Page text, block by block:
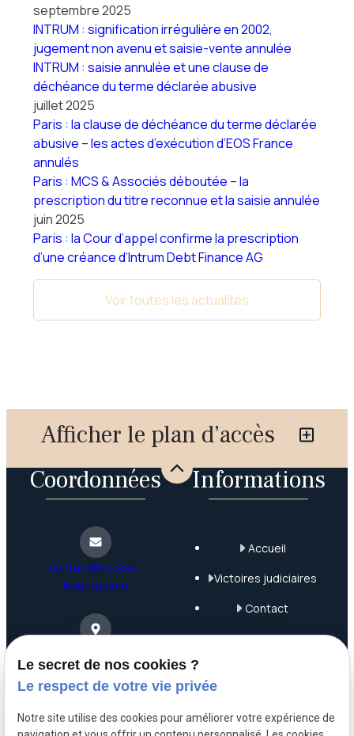
septembre 2025
INTRUM : signification irrégulière en 2002,
jugement non avenu et saisie-vente annulée
INTRUM : saisie annulée et une clause de
déchéance du terme déclarée abusive
juillet 2025
Paris : la clause de déchéance du terme déclarée
abusive – les actes d’exécution d’EOS France
annulés
Paris : MCS & Associés déboutée – la
prescription du titre reconnue et la saisie annulée
juin 2025
Paris : la Cour d’appel confirme la prescription
d’une créance d’Intrum Debt Finance AG
Voir toutes les actualités
Afficher le plan d’accès
Coordonnées
contact@avocat-
boutmy.com
75012 Paris
Informations
Accueil
Victoires judiciaires
Contact
Politique de
Le secret de nos cookies ?
Le respect de votre vie privée
Notre site utilise des cookies pour améliorer votre expérience de